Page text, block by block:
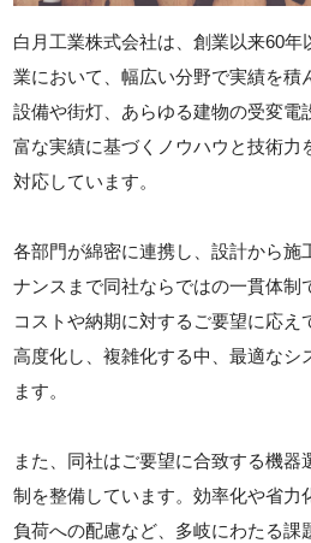
白月工業株式会社は、創業以来60
業において、幅広い分野で実績を積
設備や街灯、あらゆる建物の受変電
富な実績に基づくノウハウと技術力
対応しています。
各部門が綿密に連携し、設計から施
ナンスまで同社ならではの一貫体制
コストや納期に対するご要望に応え
高度化し、複雑化する中、最適なシ
ます。
また、同社はご要望に合致する機
制を整備しています。効率化や省力
負荷への配慮など、多岐にわたる課